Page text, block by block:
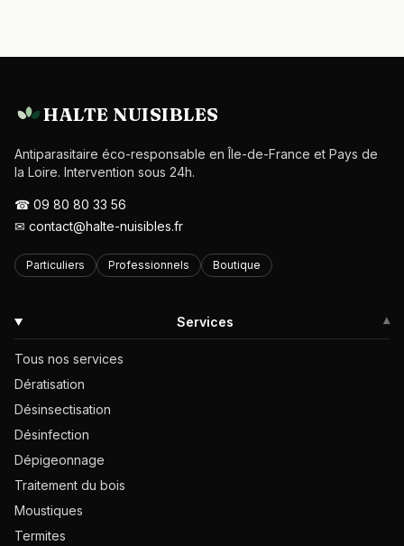
HALTE NUISIBLES
Antiparasitaire éco-responsable en Île-de-France et Pays de
la Loire. Intervention sous 24h.
☎ 09 80 80 33 56
✉ contact@halte-nuisibles.fr
Particuliers Professionnels Boutique
Services ▾
Tous nos services
Dératisation
Désinsectisation
Désinfection
Dépigeonnage
Traitement du bois
Moustiques
Termites